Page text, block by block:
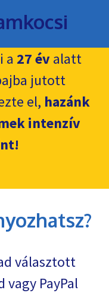
a 27 évalatt
jutott
el, hazánk
intenzív
választott
vagy PayPal